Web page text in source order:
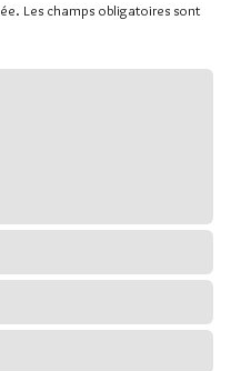
Les champs obligatoires sont